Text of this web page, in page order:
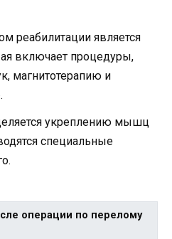
реабилитации является
включает процедуры,
магнитотерапию и
укреплению мышц
специальные
операции по перелому